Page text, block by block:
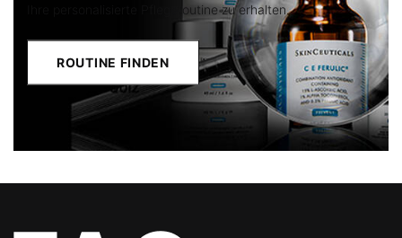
Ihre personalisierte Pflegeroutine zu erhalten.
ROUTINE FINDEN